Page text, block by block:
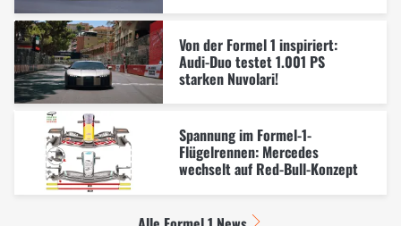
Von der Formel 1 inspiriert:
Audi-Duo testet 1.001 PS
starken Nuvolari!
Spannung im Formel-1-
Flügelrennen: Mercedes
wechselt auf Red-Bull-Konzept